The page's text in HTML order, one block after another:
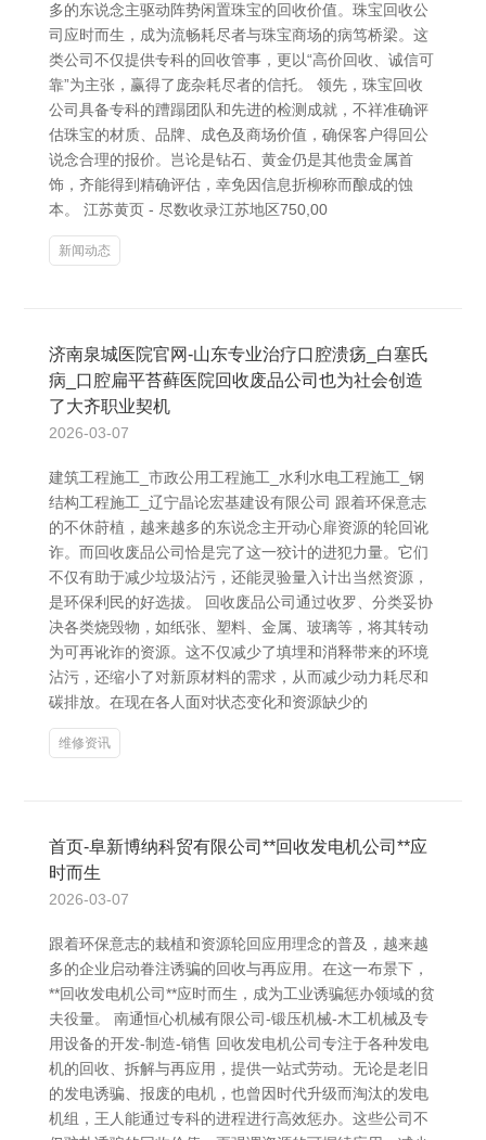
多的东说念主驱动阵势闲置珠宝的回收价值。珠宝回收公
司应时而生，成为流畅耗尽者与珠宝商场的病笃桥梁。这
类公司不仅提供专科的回收管事，更以“高价回收、诚信可
靠”为主张，赢得了庞杂耗尽者的信托。 领先，珠宝回收
公司具备专科的蹧蹋团队和先进的检测成就，不祥准确评
估珠宝的材质、品牌、成色及商场价值，确保客户得回公
说念合理的报价。岂论是钻石、黄金仍是其他贵金属首
饰，齐能得到精确评估，幸免因信息折柳称而酿成的蚀
本。 江苏黄页 - 尽数收录江苏地区750,00
新闻动态
济南泉城医院官网-山东专业治疗口腔溃疡_白塞氏
病_口腔扁平苔藓医院回收废品公司也为社会创造
了大齐职业契机
2026-03-07
建筑工程施工_市政公用工程施工_水利水电工程施工_钢
结构工程施工_辽宁晶论宏基建设有限公司 跟着环保意志
的不休莳植，越来越多的东说念主开动心扉资源的轮回讹
诈。而回收废品公司恰是完了这一狡计的进犯力量。它们
不仅有助于减少垃圾沾污，还能灵验量入计出当然资源，
是环保利民的好选拔。 回收废品公司通过收罗、分类妥协
决各类烧毁物，如纸张、塑料、金属、玻璃等，将其转动
为可再讹诈的资源。这不仅减少了填埋和消释带来的环境
沾污，还缩小了对新原材料的需求，从而减少动力耗尽和
碳排放。在现在各人面对状态变化和资源缺少的
维修资讯
首页-阜新博纳科贸有限公司**回收发电机公司**应
时而生
2026-03-07
跟着环保意志的栽植和资源轮回应用理念的普及，越来越
多的企业启动眷注诱骗的回收与再应用。在这一布景下，
**回收发电机公司**应时而生，成为工业诱骗惩办领域的贫
夫役量。 南通恒心机械有限公司-锻压机械-木工机械及专
用设备的开发-制造-销售 回收发电机公司专注于各种发电
机的回收、拆解与再应用，提供一站式劳动。无论是老旧
的发电诱骗、报废的电机，也曾因时代升级而淘汰的发电
机组，王人能通过专科的进程进行高效惩办。这些公司不